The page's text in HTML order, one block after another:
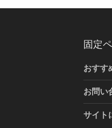
固定
おすす
お問い
サイト